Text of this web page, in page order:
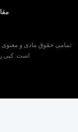
مقالات
حقوق مادی و معنوی این
است. کپی رایت 2024 | طراحی و توسعه توسط